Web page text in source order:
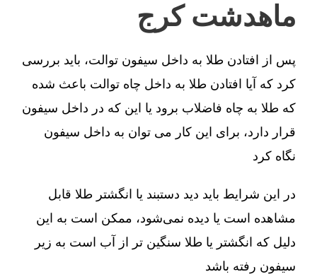
ماهدشت کرج
پس از افتادن طلا به داخل سیفون توالت، باید بررسی
کرد که آیا افتادن طلا به داخل چاه توالت باعث شده
که طلا به چاه فاضلاب برود یا این که در داخل سیفون
قرار دارد، برای این کار می توان به داخل سیفون
نگاه کرد
در این شرایط باید دید دستبند یا انگشتر طلا قابل
مشاهده است یا دیده نمی‌شود، ممکن است به این
دلیل که انگشتر یا طلا سنگین تر از آب است به زیر
سیفون رفته باشد